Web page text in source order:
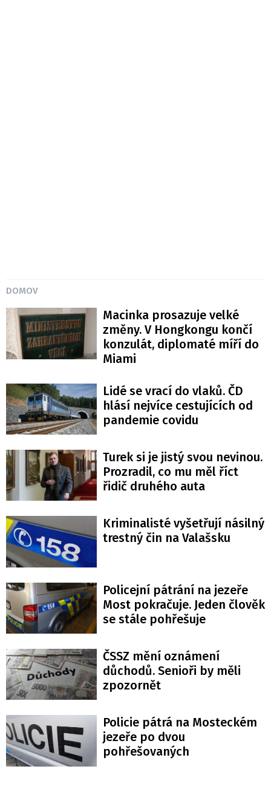
DOMOV
Macinka prosazuje velké
změny. V Hongkongu končí
konzulát, diplomaté míří do
Miami
Lidé se vrací do vlaků. ČD
hlásí nejvíce cestujících od
pandemie covidu
Turek si je jistý svou nevinou.
Prozradil, co mu měl říct
řidič druhého auta
Kriminalisté vyšetřují násilný
trestný čin na Valašsku
Policejní pátrání na jezeře
Most pokračuje. Jeden člověk
se stále pohřešuje
ČSSZ mění oznámení
důchodů. Senioři by měli
zpozornět
Policie pátrá na Mosteckém
jezeře po dvou
pohřešovaných